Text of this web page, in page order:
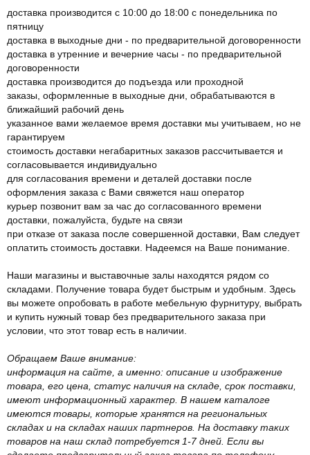
доставка производится с 10:00 до 18:00 с понедельника по
пятницу
доставка в выходные дни - по предварительной договоренности
доставка в утренние и вечерние часы - по предварительной
договоренности
доставка производится до подъезда или проходной
заказы, оформленные в выходные дни, обрабатываются в
ближайший рабочий день
указанное вами желаемое время доставки мы учитываем, но не
гарантируем
стоимость доставки негабаритных заказов рассчитывается и
согласовывается индивидуально
для согласования времени и деталей доставки после
оформления заказа с Вами свяжется наш оператор
курьер позвонит вам за час до согласованного времени
доставки, пожалуйста, будьте на связи
при отказе от заказа после совершенной доставки, Вам следует
оплатить стоимость доставки. Надеемся на Ваше понимание.
Наши магазины и выставочные залы находятся рядом со
складами. Получение товара будет быстрым и удобным. Здесь
вы можете опробовать в работе мебельную фурнитуру, выбрать
и купить нужный товар без предварительного заказа при
условии, что этот товар есть в наличии.
Обращаем Ваше внимание:
информация на сайте, а именно: описание и изображение
товара, его цена, статус наличия на складе, срок поставки,
имеют информационный характер. В нашем каталоге
имеются товары, которые хранятся на региональных
складах и на складах наших партнеров. На доставку таких
товаров на наш склад потребуется 1-7 дней. Если вы